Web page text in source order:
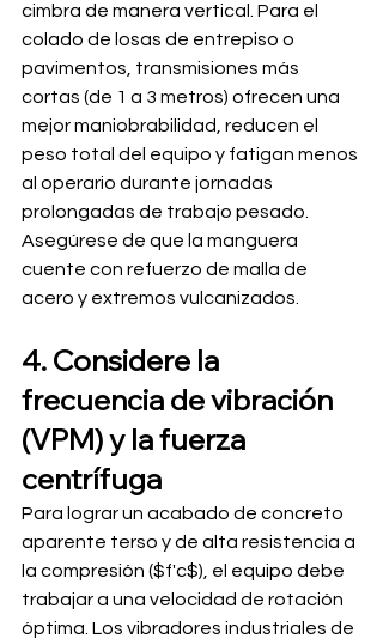
cimbra de manera vertical. Para el
colado de losas de entrepiso o
pavimentos, transmisiones más
cortas (de 1 a 3 metros) ofrecen una
mejor maniobrabilidad, reducen el
peso total del equipo y fatigan menos
al operario durante jornadas
prolongadas de trabajo pesado.
Asegúrese de que la manguera
cuente con refuerzo de malla de
acero y extremos vulcanizados.
4. Considere la
frecuencia de vibración
(VPM) y la fuerza
centrífuga
Para lograr un acabado de concreto
aparente terso y de alta resistencia a
la compresión ($f'c$), el equipo debe
trabajar a una velocidad de rotación
óptima. Los vibradores industriales de